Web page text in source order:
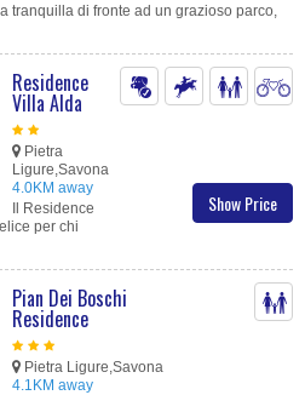
tranquilla di fronte ad un grazioso parco,
Show Price
Residence
Villa Alda
Pietra
Ligure,Savona
4.0KM away
Il Residence
per chi
Pian Dei Boschi
Residence
Pietra Ligure,Savona
4.1KM away